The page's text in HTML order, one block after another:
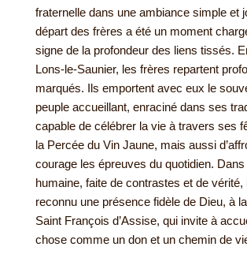
fraternelle dans une ambiance simple et
départ des frères a été un moment
signe de la profondeur des liens tissés.
Lons-le-Saunier, les frères repartent
marqués. Ils emportent avec eux le
peuple accueillant, enraciné dans ses
capable de célébrer la vie à travers ses
la Percée du Vin Jaune, mais aussi
courage les épreuves du quotidien.
humaine, faite de contrastes et de vérité,
reconnu une présence fidèle de Dieu, à
Saint François d’Assise, qui invite à
chose comme un don et un chemin de